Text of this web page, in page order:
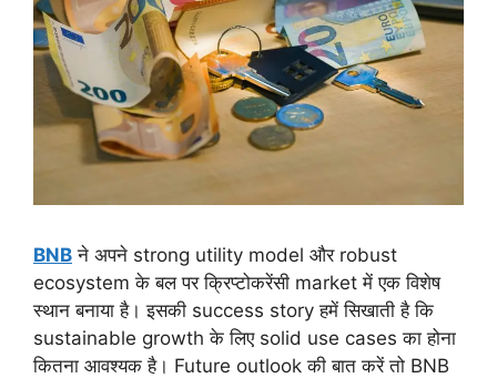
BNB ने अपने strong utility model और robust
ecosystem के बल पर क्रिप्टोकरेंसी market में एक विशेष
स्थान बनाया है। इसकी success story हमें सिखाती है कि
sustainable growth के लिए solid use cases का होना
कितना आवश्यक है। Future outlook की बात करें तो BNB